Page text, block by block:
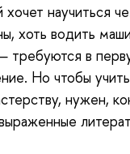
хочет научиться
хоть водить
требуются в
Но чтобы
нужен,